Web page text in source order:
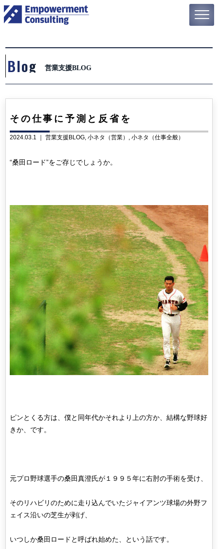
Blog 営業支援BLOG
その仕事に予測と反省を
2024.03.1 ｜営業支援BLOG 小ネタ（営業） 小ネタ（仕事全般）
“桑田ロード”をご存じでしょうか。
ピンとくる方は、僕と同年代かそれより上の方か、結構な野球好
きか、です。
元プロ野球選手の桑田真澄氏が１９９５年に右肘の手術を受け、
そのリハビリのために走り込んでいたジャイアンツ球場の外野フ
ェイス沿いの芝生が剥げ、
いつしか桑田ロードと呼ばれ始めた、という話です。